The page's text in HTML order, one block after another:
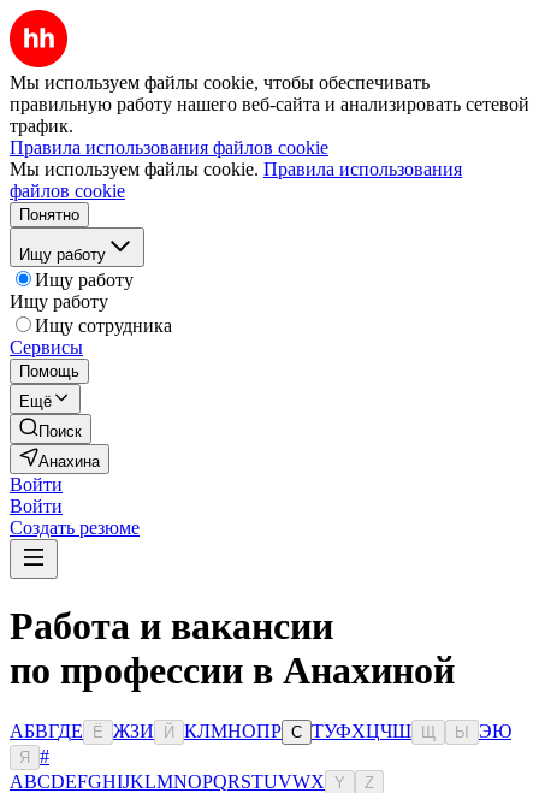
Мы используем файлы cookie, чтобы обеспечивать
правильную работу нашего веб-сайта и анализировать сетевой
трафик.
Правила использования файлов cookie
Мы используем файлы cookie. Правила использования
файлов cookie
Понятно
Ищу работу
Ищу работу
Ищу работу
Ищу сотрудника
Сервисы
Помощь
Ещё
Поиск
Анахина
Войти
Войти
Создать резюме
Работа и вакансии
по профессии в Анахиной
АБВГДЕ Ё ЖЗИ Й КЛМНОПР С ТУФХЦЧШ Ы ЭЮ
Я
#
ABCDEFGHIJKLMNOPQRSTUVWX Y Z